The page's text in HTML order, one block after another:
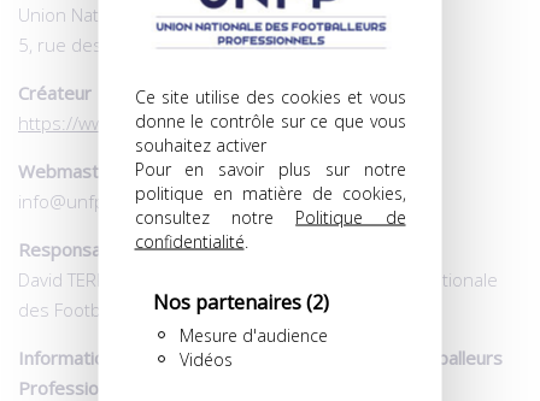
Ce site utilise des cookies et vous
donne le contrôle sur ce que vous
souhaitez activer
Pour en savoir plus sur notre
politique en matière de cookies,
consultez notre Politique de
confidentialité
Nos partenaires(2)
Mesure d'audience
Vidéos
Union Nationale des Footballeurs Professionnels
5, rue des Colonnes – 75002 Paris
Créateur
https://www.agence-mentalo.fr/
Webmaster
info@unfp.org
Responsable publication
David TERRIER en qualité de Président de l’Union Nationale
des Footballeurs Professionnels
Informations relatives à l’Union Nationale des Footballeurs
Professionnels